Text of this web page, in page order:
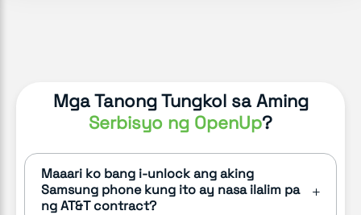
Mga Tanong Tungkol sa Aming
Serbisyo ng OpenUp?
Maaari ko bang i-unlock ang aking
Samsung phone kung ito ay nasa ilalim pa
ng AT&T contract?